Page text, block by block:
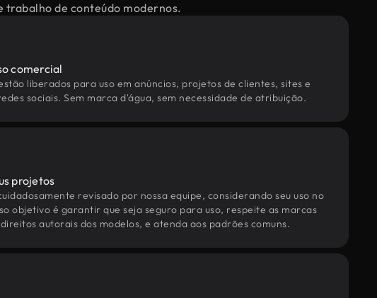
trabalho de conteúdo modernos.
comercial
liberados para uso em anúncios, projetos de clientes, sites e
sociais. Sem marca d'água, sem necessidade de atribuição.
projetos
revisado por nossa equipe, considerando seu uso no
objetivo é garantir que seja seguro para uso, respeite as marcas
autorais dos modelos, e atenda aos padrões comuns.